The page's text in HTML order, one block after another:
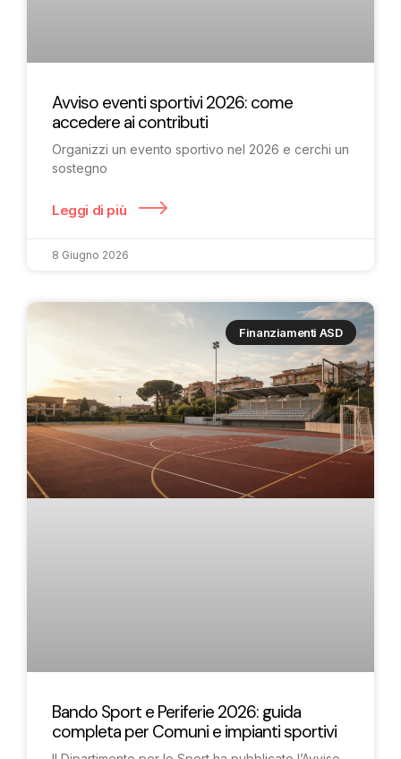
Avviso eventi sportivi 2026: come
accedere ai contributi
Organizzi un evento sportivo nel 2026 e cerchi un
sostegno
Leggi di più
8 Giugno 2026
Finanziamenti ASD
Bando Sport e Periferie 2026: guida
completa per Comuni e impianti sportivi